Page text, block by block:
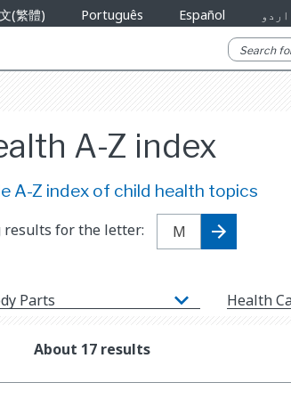
(繁體) Português Español اردو
A-Z index
A-Z index of child health topics
results for the letter:
Parts Health
About 17 results